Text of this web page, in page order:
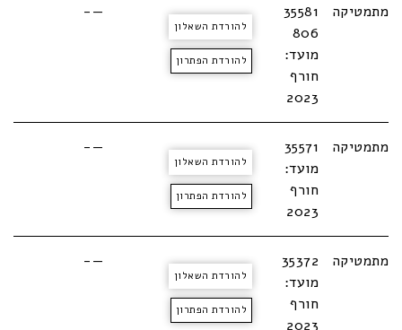
מתמטיקה
35581
806
מועד:
חורף
2023
להורדת השאלון
להורדת הפתרון
—-
מתמטיקה
35571
מועד:
חורף
2023
להורדת השאלון
להורדת הפתרון
—-
מתמטיקה
35372
מועד:
חורף
2023
להורדת השאלון
להורדת הפתרון
—-